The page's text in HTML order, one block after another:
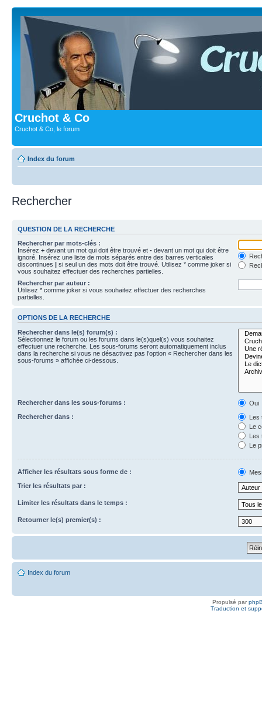
Cruchot & Co
Cruchot & Co, le forum
Index du forum
Rechercher
QUESTION DE LA RECHERCHE
Rechercher par mots-clés :
Insérez + devant un mot qui doit être trouvé et - devant un mot qui doit être
ignoré. Insérez une liste de mots séparés entre des barres verticales
discontinues | si seul un des mots doit être trouvé. Utilisez * comme joker si
vous souhaitez effectuer des recherches partielles.
Rechercher par auteur :
Utilisez * comme joker si vous souhaitez effectuer des recherches
partielles.
OPTIONS DE LA RECHERCHE
Rechercher dans le(s) forum(s) :
Sélectionnez le forum ou les forums dans le(s)quel(s) vous souhaitez
effectuer une recherche. Les sous-forums seront automatiquement inclus
dans la recherche si vous ne désactivez pas l’option « Rechercher dans les
sous-forums » affichée ci-dessous.
Rechercher dans les sous-forums :
Oui
Rechercher dans :
Les
Le
Les
Le
Afficher les résultats sous forme de :
Trier les résultats par :
Limiter les résultats dans le temps :
Retourner le(s) premier(s) :
Index du forum
Propulsé par
Traduction et